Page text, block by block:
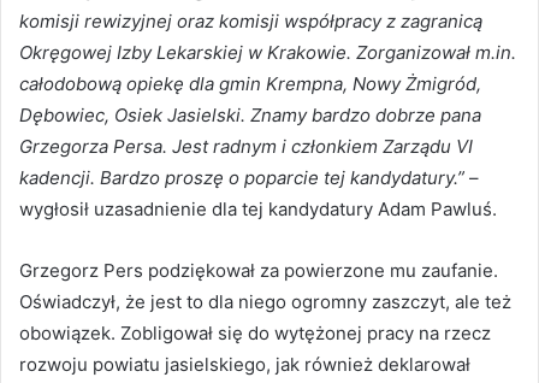
komisji rewizyjnej oraz komisji współpracy z zagranicą
Okręgowej Izby Lekarskiej w Krakowie. Zorganizował m.in.
całodobową opiekę dla gmin Krempna, Nowy Żmigród,
Dębowiec, Osiek Jasielski. Znamy bardzo dobrze pana
Grzegorza Persa. Jest radnym i członkiem Zarządu VI
kadencji. Bardzo proszę o poparcie tej kandydatury.” –
wygłosił uzasadnienie dla tej kandydatury Adam Pawluś.
Grzegorz Pers podziękował za powierzone mu zaufanie.
Oświadczył, że jest to dla niego ogromny zaszczyt, ale też
obowiązek. Zobligował się do wytężonej pracy na rzecz
rozwoju powiatu jasielskiego, jak również deklarował